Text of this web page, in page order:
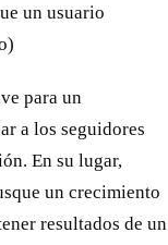
un usuario
para un
a los seguidores
En su lugar,
un crecimiento
resultados de un